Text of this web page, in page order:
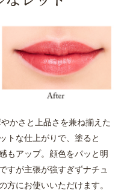
かさと上品さを兼ね揃えた
トな仕上がりで、塗ると
もアップ。顔色をパッと明
すが主張が強すぎずナチュ
方にお使いいただけます。